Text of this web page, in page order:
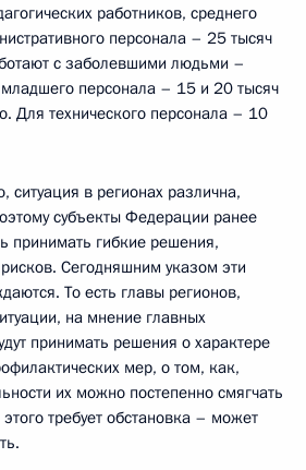
работников, среднего
персонала – 25 тысяч
с заболевшими людьми –
персонала – 15 и 20 тысяч
Для технического персонала – 10
ситуация в регионах различна,
субъекты Федерации ранее
принимать гибкие решения,
Сегодняшним указом эти
То есть главы регионов,
на мнение главных
принимать решения о характере
мер, о том, как,
их можно постепенно смягчать
требует обстановка – может